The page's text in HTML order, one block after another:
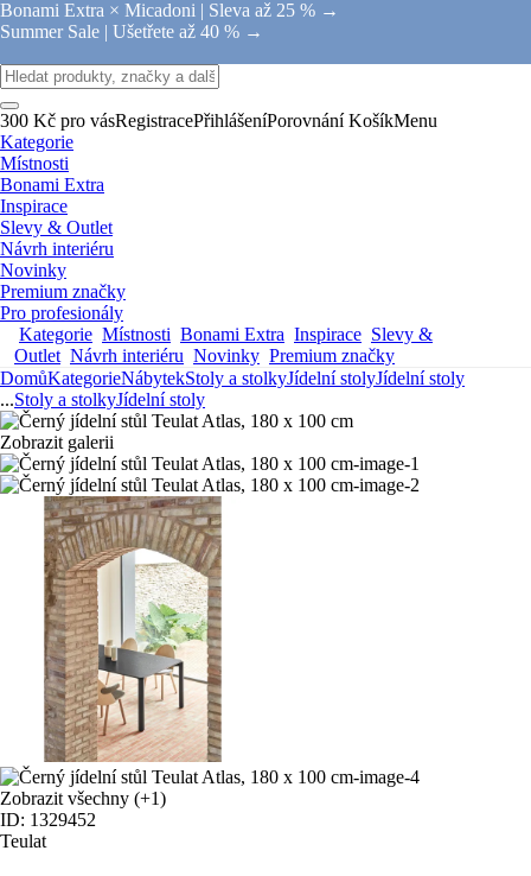
Bonami Extra × Micadoni | Sleva až 25 % →
Summer Sale | Ušetřete až 40 % →
300 Kč pro vásRegistracePřihlášeníPorovnání KošíkMenu
Kategorie
Místnosti
Bonami Extra
Inspirace
Slevy & Outlet
Návrh interiéru
Novinky
Premium značky
Pro profesionály
Kategorie Místnosti Bonami Extra Inspirace Slevy &
Outlet Návrh interiéru Novinky Premium značky
DomůKategorieNábytekStoly a stolkyJídelní stolyJídelní stoly
...Stoly a stolkyJídelní stoly
Zobrazit galerii
Zobrazit všechny (+1)
ID: 1329452
Teulat